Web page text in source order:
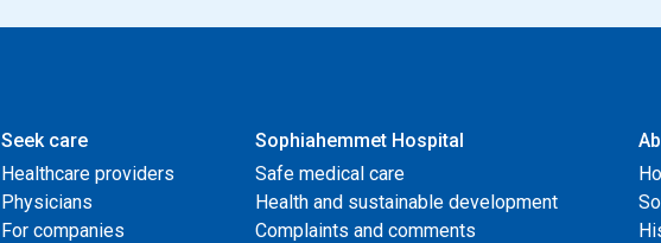
Seek care
Healthcare providers
Physicians
For companies
Sophiahemmet Hospital
Safe medical care
Health and sustainable development
Complaints and comments